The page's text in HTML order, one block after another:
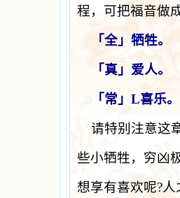
程，可把福音做
「全」牺牲。
「真」爱人。
「常」 L喜乐
请特别注意这
些小牺牲，穷凶
想享有喜欢呢?人